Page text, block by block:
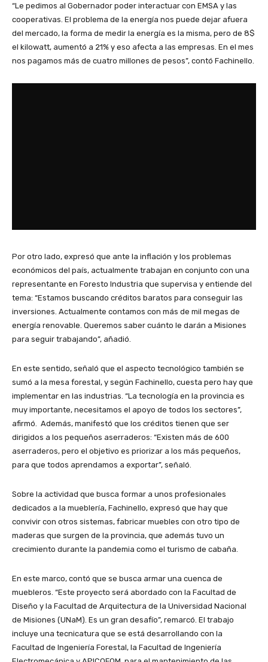
“Le pedimos al Gobernador poder interactuar con EMSA y las
cooperativas. El problema de la energía nos puede dejar afuera
del mercado, la forma de medir la energía es la misma, pero de 8$
el kilowatt, aumentó a 21% y eso afecta a las empresas. En el mes
nos pagamos más de cuatro millones de pesos”, contó Fachinello.
Por otro lado, expresó que ante la inflación y los problemas
económicos del país, actualmente trabajan en conjunto con una
representante en Foresto Industria que supervisa y entiende del
tema: “Estamos buscando créditos baratos para conseguir las
inversiones. Actualmente contamos con más de mil megas de
energía renovable. Queremos saber cuánto le darán a Misiones
para seguir trabajando”, añadió.
En este sentido, señaló que el aspecto tecnológico también se
sumó a la mesa forestal, y según Fachinello, cuesta pero hay que
implementar en las industrias. “La tecnología en la provincia es
muy importante, necesitamos el apoyo de todos los sectores”,
afirmó. Además, manifestó que los créditos tienen que ser
dirigidos a los pequeños aserraderos: “Existen más de 600
aserraderos, pero el objetivo es priorizar a los más pequeños,
para que todos aprendamos a exportar”, señaló.
Sobre la actividad que busca formar a unos profesionales
dedicados a la mueblería, Fachinello, expresó que hay que
convivir con otros sistemas, fabricar muebles con otro tipo de
maderas que surgen de la provincia, que además tuvo un
crecimiento durante la pandemia como el turismo de cabaña.
En este marco, contó que se busca armar una cuenca de
muebleros. “Este proyecto será abordado con la Facultad de
Diseño y la Facultad de Arquitectura de la Universidad Nacional
de Misiones (UNaM). Es un gran desafío”, remarcó. El trabajo
incluye una tecnicatura que se está desarrollando con la
Facultad de Ingeniería Forestal, la Facultad de Ingeniería